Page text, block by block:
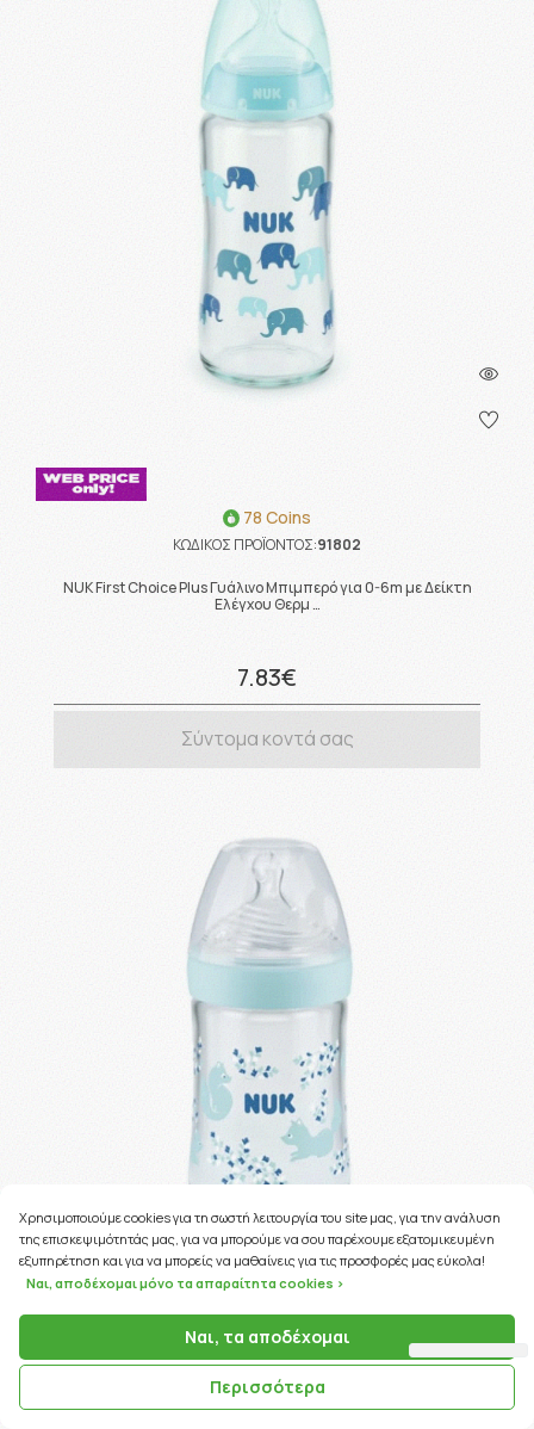
78 Coins
ΚΩΔΙΚΟΣ ΠΡΟΪΟΝΤΟΣ:91802
NUK First Choice Plus Γυάλινο Μπιμπερό για 0-6m με Δείκτη
Ελέγχου Θερμ …
7.83€
Σύντομα κοντά σας
ΚΩΔΙΚΟΣ ΠΡΟΪΟΝΤΟΣ:91801
Χρησιμοποιούμε cookies για τη σωστή λειτουργία του site μας, για την ανάλυση
της επισκεψιμότητάς μας, για να μπορούμε να σου παρέχουμε εξατομικευμένη
εξυπηρέτηση και για να μπορείς να μαθαίνεις για τις προσφορές μας εύκολα!
Ναι, αποδέχομαι μόνο τα απαραίτητα cookies >
Ναι, τα αποδέχομαι
Περισσότερα